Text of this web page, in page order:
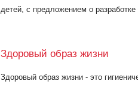
детей, с предложением о разработке
Здоровый образ жизни
Здоровый образ жизни - это